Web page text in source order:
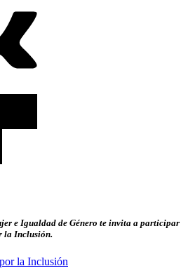
e Igualdad de Género te invita a participar
la Inclusión.